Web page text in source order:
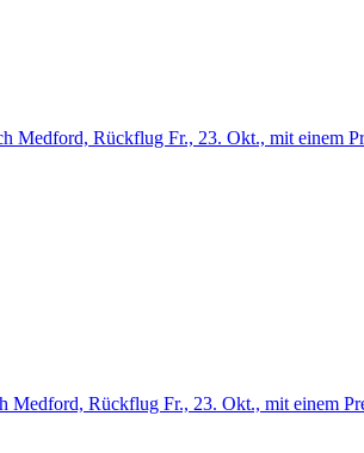
Rückflug Fr., 23. Okt., mit einem
Rückflug Fr., 23. Okt., mit einem